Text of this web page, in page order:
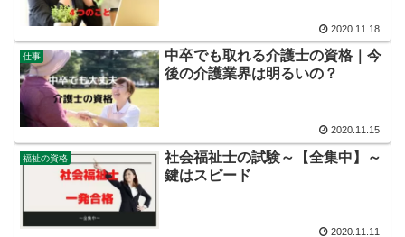
2020.11.18
仕事
中卒でも取れる介護士の資格｜今
後の介護業界は明るいの？
2020.11.15
福祉の資格
社会福祉士の試験～【全集中】～
鍵はスピード
2020.11.11